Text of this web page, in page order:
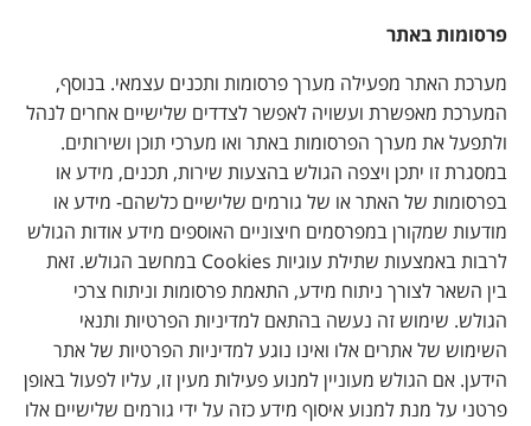
פרסומות באתר
מערכת האתר מפעילה מערך פרסומות ותכנים עצמאי. בנוסף,
המערכת מאפשרת ועשויה לאפשר לצדדים שלישיים אחרים לנהל
ולתפעל את מערך הפרסומות באתר ואו מערכי תוכן ושירותים.
במסגרת זו יתכן ויצפה הגולש בהצעות שירות, תכנים, מידע או
בפרסומות של האתר או של גורמים שלישיים כלשהם- מידע או
מודעות שמקורן במפרסמים חיצוניים האוספים מידע אודות הגולש
לרבות באמצעות שתילת עוגיות Cookies במחשב הגולש. זאת
בין השאר לצורך ניתוח מידע, התאמת פרסומות וניתוח צרכי
הגולש. שימוש זה נעשה בהתאם למדיניות הפרטיות ותנאי
השימוש של אתרים אלו ואינו נוגע למדיניות הפרטיות של אתר
הידען. אם הגולש מעוניין למנוע פעילות מעין זו, עליו לפעול באופן
פרטני על מנת למנוע איסוף מידע כזה על ידי גורמים שלישיים אלו